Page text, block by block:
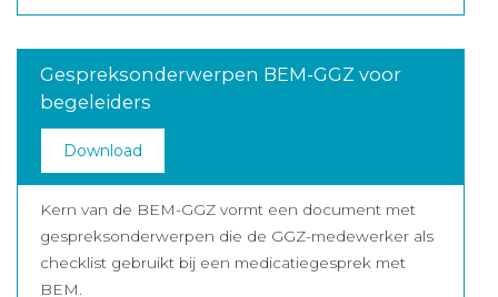
Gespreksonderwerpen BEM-GGZ voor
begeleiders
Download
Kern van de BEM-GGZ vormt een document met
gespreksonderwerpen die de GGZ-medewerker als
checklist gebruikt bij een medicatiegesprek met
BEM.